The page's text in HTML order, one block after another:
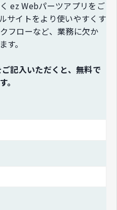
ez Webパーツアプリをご
サイトをより使いやすくす
フローなど、業務に欠か
。
記入いただくと、無料で
。